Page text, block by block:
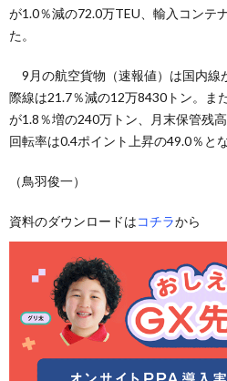
が1.0％減の72.0万TEU、輸入コンテ
た。
9月の航空貨物（速報値）は国内線
際線は21.7％減の12万8430トン。ま
が1.8％増の240万トン、月末保管残
回転率は0.4ポイント上昇の49.0％と
（鳥羽俊一）
資料のダウンロードはコチラから